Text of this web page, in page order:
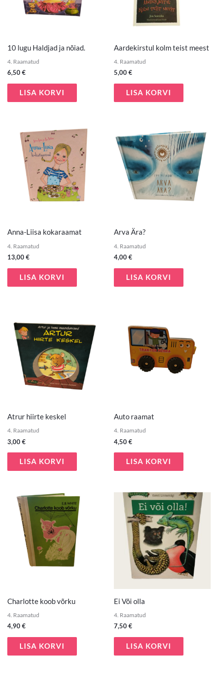
10 lugu Haldjad ja nõiad.
4. Raamatud
6,50€
LISA KORVI
Aardekirstul kolm teist meest
4. Raamatud
5,00€
LISA KORVI
Anna-Liisa kokaraamat
4. Raamatud
13,00€
LISA KORVI
Arva Ära?
4. Raamatud
4,00€
LISA KORVI
Atrur hiirte keskel
4. Raamatud
3,00€
LISA KORVI
Auto raamat
4. Raamatud
4,50€
LISA KORVI
Charlotte koob võrku
4. Raamatud
4,90€
LISA KORVI
Ei Või olla
4. Raamatud
7,50€
LISA KORVI